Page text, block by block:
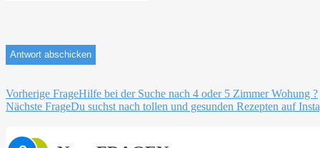
Beitragsnavigation
Vorherige FrageHilfe bei der Suche nach 4 oder 5 Zimmer Wohung ?
Nächste FrageDu suchst nach tollen und gesunden Rezepten auf